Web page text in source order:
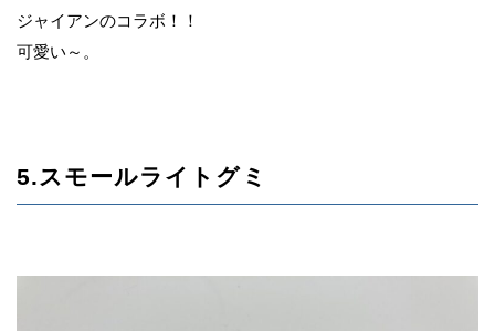
ジャイアンのコラボ！！
可愛い～。
5.スモールライトグミ